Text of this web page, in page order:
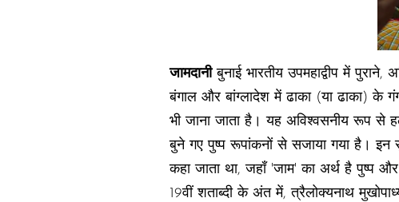
जामदानीबुनाई भारतीय उपमहाद्वीप में
बंगाल और बांग्लादेश में ढाका (या ढाका) के
भी जाना जाता है। यह अविश्वसनीय रूप से
बुने गए पुष्प रूपांकनों से सजाया गया है। इन
कहा जाता था, जहाँ 'जाम' का अर्थ है पुष्प
19वीं शताब्दी के अंत में, त्रैलोक्यनाथ